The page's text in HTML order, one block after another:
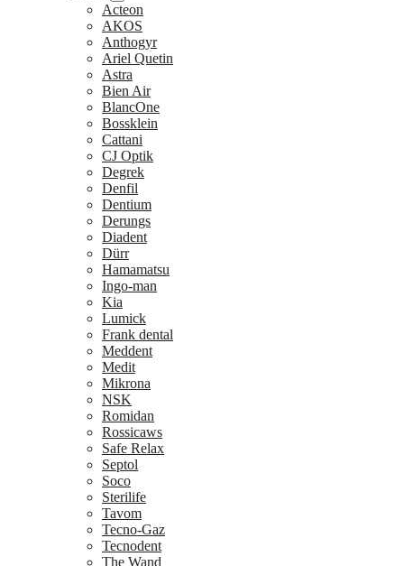
Acteon
AKOS
Anthogyr
Ariel Quetin
Astra
Bien Air
BlancOne
Bossklein
Cattani
CJ Optik
Degrek
Denfil
Dentium
Derungs
Diadent
Dürr
Hamamatsu
Ingo-man
Kia
Lumick
Frank dental
Meddent
Medit
Mikrona
NSK
Romidan
Rossicaws
Safe Relax
Septol
Soco
Sterilife
Tavom
Tecno-Gaz
Tecnodent
The Wand